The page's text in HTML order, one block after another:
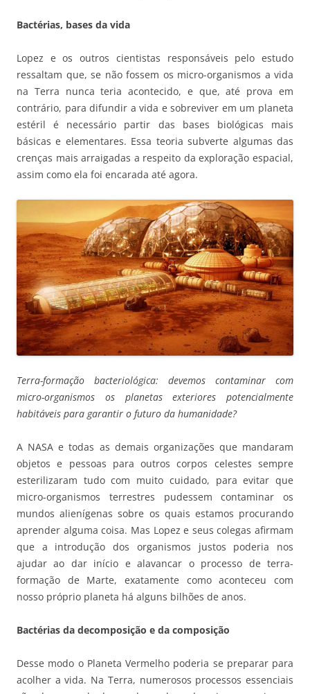
Bactérias, bases da vida
Lopez e os outros cientistas responsáveis pelo estudo
ressaltam que, se não fossem os micro-organismos a vida
na Terra nunca teria acontecido, e que, até prova em
contrário, para difundir a vida e sobreviver em um planeta
estéril é necessário partir das bases biológicas mais
básicas e elementares. Essa teoria subverte algumas das
crenças mais arraigadas a respeito da exploração espacial,
assim como ela foi encarada até agora.
Terra-formação bacteriológica: devemos contaminar com
micro-organismos os planetas exteriores potencialmente
habitáveis para garantir o futuro da humanidade?
A NASA e todas as demais organizações que mandaram
objetos e pessoas para outros corpos celestes sempre
esterilizaram tudo com muito cuidado, para evitar que
micro-organismos terrestres pudessem contaminar os
mundos alienígenas sobre os quais estamos procurando
aprender alguma coisa. Mas Lopez e seus colegas afirmam
que a introdução dos organismos justos poderia nos
ajudar ao dar início e alavancar o processo de terra-
formação de Marte, exatamente como aconteceu com
nosso próprio planeta há alguns bilhões de anos.
Bactérias da decomposição e da composição
Desse modo o Planeta Vermelho poderia se preparar para
acolher a vida. Na Terra, numerosos processos essenciais